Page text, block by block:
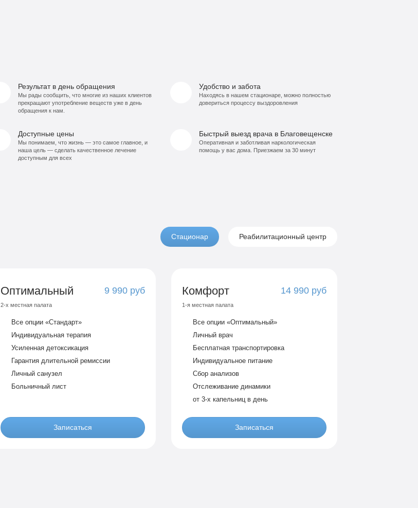
Результат в день обращения
Мы рады сообщить, что многие из наших клиентов
прекращают употребление веществ уже в день
обращения к нам.
Удобство и забота
Находясь в нашем стационаре, можно полностью
довериться процессу выздоровления
Доступные цены
Мы понимаем, что жизнь — это самое главное, и
наша цель — сделать качественное лечение
доступным для всех
Быстрый выезд врача в Благовещенске
Оперативная и заботливая наркологическая
помощь у вас дома. Приезжаем за 30 минут
Стационар Реабилитационный центр
Оптимальный 9 990 руб
2-х местная палата
Все опции «Стандарт»
Индивидуальная терапия
Усиленная детоксикация
Гарантия длительной ремиссии
Личный санузел
Больничный лист
Записаться
Комфорт 14 990 руб
1-я местная палата
Все опции «Оптимальный»
Личный врач
Бесплатная транспортировка
Индивидуальное питание
Сбор анализов
Отслеживание динамики
от 3-х капельниц в день
Записаться